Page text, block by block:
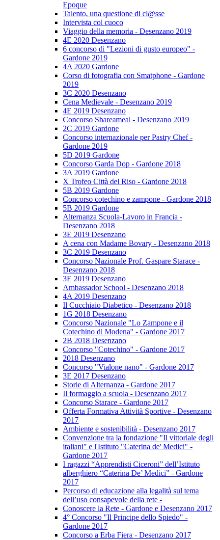
Epoque
Talento, una questione di cl@sse
Intervista col cuoco
Viaggio della memoria - Desenzano 2019
4E 2020 Desenzano
6 concorso di "Lezioni di gusto europeo" -
Gardone 2019
4A 2020 Gardone
Corso di fotografia con Smatphone - Gardone
2019
3C 2020 Desenzano
Cena Medievale - Desenzano 2019
4E 2019 Desenzano
Concorso Shareameal - Desenzano 2019
2C 2019 Gardone
Concorso internazionale per Pastry Chef -
Gardone 2019
5D 2019 Gardone
Concorso Garda Dop - Gardone 2018
3A 2019 Gardone
X Trofeo Città del Riso - Gardone 2018
5B 2019 Gardone
Concorso cotechino e zampone - Gardone 2018
5B 2019 Gardone
Alternanza Scuola-Lavoro in Francia -
Desenzano 2018
3E 2019 Desenzano
A cena con Madame Bovary - Desenzano 2018
3C 2019 Desenzano
Concorso Nazionale Prof. Gaspare Starace -
Desenzano 2018
3E 2019 Desenzano
Ambassador School - Desenzano 2018
4A 2019 Desenzano
Il Cucchiaio Diabetico - Desenzano 2018
1G 2018 Desenzano
Concorso Nazionale "Lo Zampone e il
Cotechino di Modena" - Gardone 2017
2B 2018 Desenzano
Concorso "Cotechino" - Gardone 2017
2018 Desenzano
Concorso "Vialone nano" - Gardone 2017
3E 2017 Desenzano
Storie di Alternanza - Gardone 2017
Il formaggio a scuola - Desenzano 2017
Concorso Starace - Gardone 2017
Offerta Formativa Attività Sportive - Desenzano
2017
Ambiente e sostenibilità - Desenzano 2017
Convenzione tra la fondazione "Il vittoriale degli
italiani" e l'Istituto "Caterina de' Medici" -
Gardone 2017
I ragazzi “Apprendisti Ciceroni” dell’Istituto
alberghiero “Caterina De’ Medici” - Gardone
2017
Percorso di educazione alla legalità sul tema
dell’uso consapevole della rete -
Conoscere la Rete - Gardone e Desenzano 2017
4° Concorso "Il Principe dello Spiedo" -
Gardone 2017
Concorso a Erba Fiera - Desenzano 2017